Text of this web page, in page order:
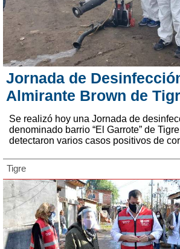
Jornada de
Almirante Brown de
Se realizó hoy una Jornada de
denominado barrio “El Garrote” de
detectaron varios casos positivos de
Tigre